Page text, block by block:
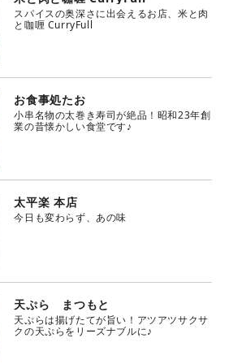
スパイスの奥深さに出会えるお店、米と肉
と咖喱 CurryFull
お食事処たお
小串名物の太巻き寿司が絶品！昭和23年創
業の昔懐かしい食堂です♪
太平楽 本店
今日も変わらず、あの味
天ぷら まつもと
天ぷらは揚げたてが旨い！アツアツサクサ
クの天ぷらをリーズナブルに♪